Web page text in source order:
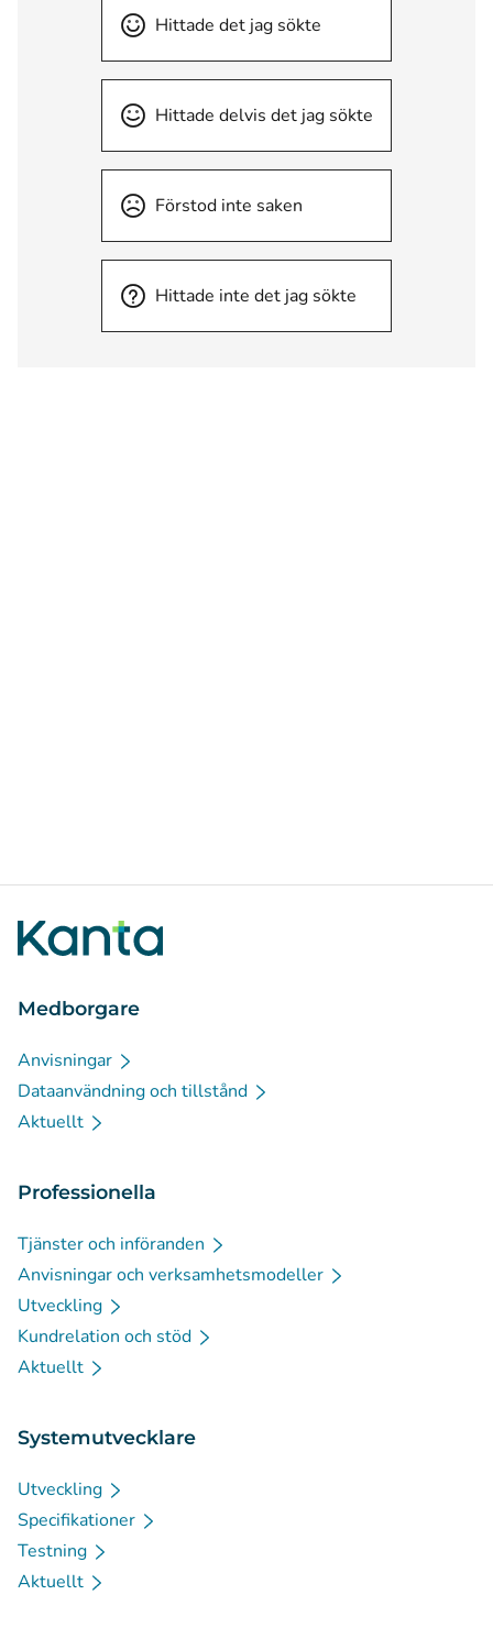
Hittade det jag sökte
Hittade delvis det jag sökte
Förstod inte saken
Hittade inte det jag sökte
Medborgare
Anvisningar
Dataanvändning och tillstånd
Aktuellt
Professionella
Tjänster och införanden
Anvisningar och verksamhetsmodeller
Utveckling
Kundrelation och stöd
Aktuellt
Systemutvecklare
Utveckling
Specifikationer
Testning
Aktuellt